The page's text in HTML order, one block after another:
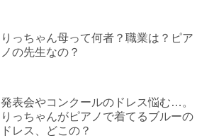
りっちゃん母って何者？職業は？ピア
ノの先生なの？
発表会やコンクールのドレス悩む…。
りっちゃんがピアノで着てるブルーの
ドレス、どこの？